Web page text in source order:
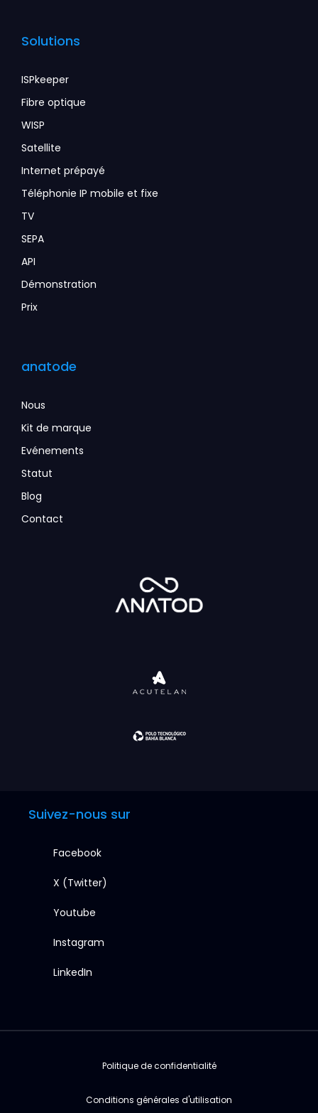
anatode
Nous
Kit de marque
Evénements
Statut
Blog
Contact
Solutions
ISPkeeper
Fibre optique
WISP
Satellite
Internet prépayé
Téléphonie IP mobile et fixe
TV
SEPA
API
Démonstration
Prix
Suivez-nous sur
Facebook
X (Twitter)
Youtube
Instagram
LinkedIn
Politique de confidentialité
Conditions générales d'utilisation